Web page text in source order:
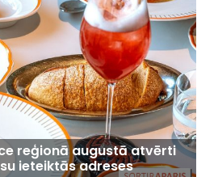
reģionā augustā atvērti
ieteiktās adreses